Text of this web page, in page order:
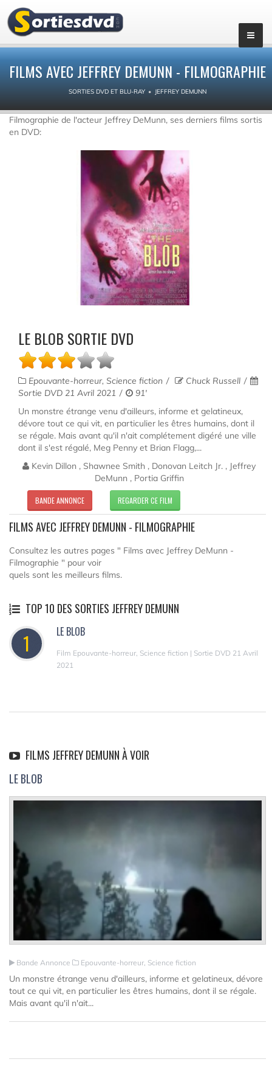
FILMS AVEC JEFFREY DEMUNN - FILMOGRAPHIE
SORTIES DVD ET BLU-RAY JEFFREY DEMUNN
Filmographie de l'acteur Jeffrey DeMunn, ses derniers films sortis
en DVD:
LE BLOB SORTIE DVD
Epouvante-horreur, Science fiction
Chuck Russell
Sortie DVD 21 Avril 2021
91'
Un monstre étrange venu d'ailleurs, informe et gelatineux,
dévore tout ce qui vit, en particulier les êtres humains, dont il
se régale. Mais avant qu'il n'ait complétement digéré une ville
dont il s'est régalé, Meg Penny et Brian Flagg,...
Kevin Dillon , Shawnee Smith , Donovan Leitch Jr. , Jeffrey
DeMunn , Portia Griffin
BANDE ANNONCE REGARDER CE FILM
FILMS AVEC JEFFREY DEMUNN - FILMOGRAPHIE
Consultez les autres pages " Films avec Jeffrey DeMunn -
Filmographie " pour voir
quels sont les meilleurs films.
TOP 10 DES SORTIES JEFFREY DEMUNN
1 LE BLOB
Film Epouvante-horreur, Science fiction | Sortie DVD 21 Avril
2021
FILMS JEFFREY DEMUNN À VOIR
LE BLOB
Bande Annonce Epouvante-horreur, Science fiction
Un monstre étrange venu d'ailleurs, informe et gelatineux, dévore
tout ce qui vit, en particulier les êtres humains, dont il se régale.
Mais avant qu'il n'ait...